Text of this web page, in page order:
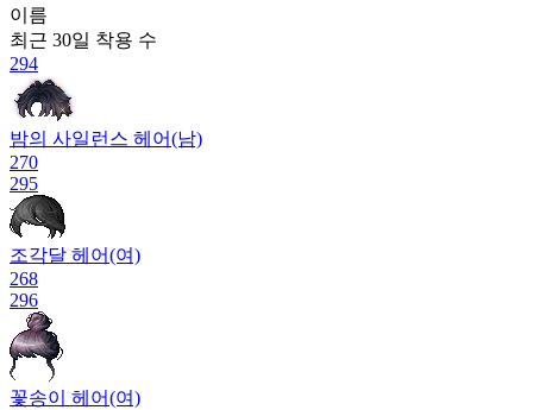
이름
최근 30일 착용 수
294
밤의 사일런스 헤어(남)
270
295
조각달 헤어(여)
268
296
꽃송이 헤어(여)